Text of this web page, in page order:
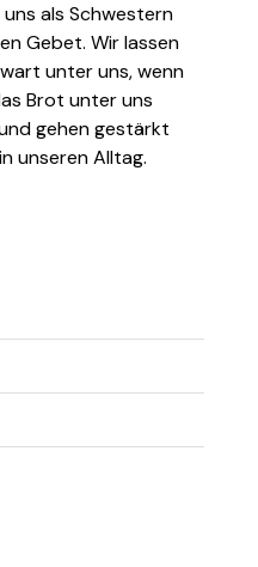
als Schwestern
Gebet. Wir lassen
unter uns, wenn
Brot unter uns
gehen gestärkt
unseren Alltag.